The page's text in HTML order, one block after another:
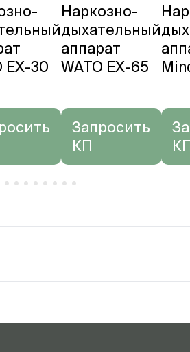
EX-30
Наркозно-
дыхательный
аппарат
WATO EX-65
Запросить
КП